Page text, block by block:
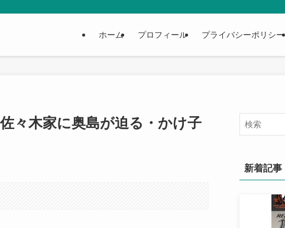
ホーム プロフィール プライバシーポリシー
々木家に奥島が迫る・かけ子
新着記事